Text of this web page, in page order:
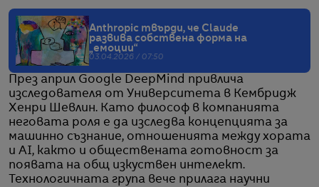
Anthropic твърди, че Claude
развива собствена форма на
„емоции“
03.04.2026 / 07:50
През април Google DeepMind привлича
изследователя от Университета в Кембридж
Хенри Шевлин. Като философ в компанията
неговата роля е да изследва концепцията за
машинно съзнание, отношенията между хората
и AI, както и обществената готовност за
появата на общ изкуствен интелект.
Технологичната група вече прилага научни